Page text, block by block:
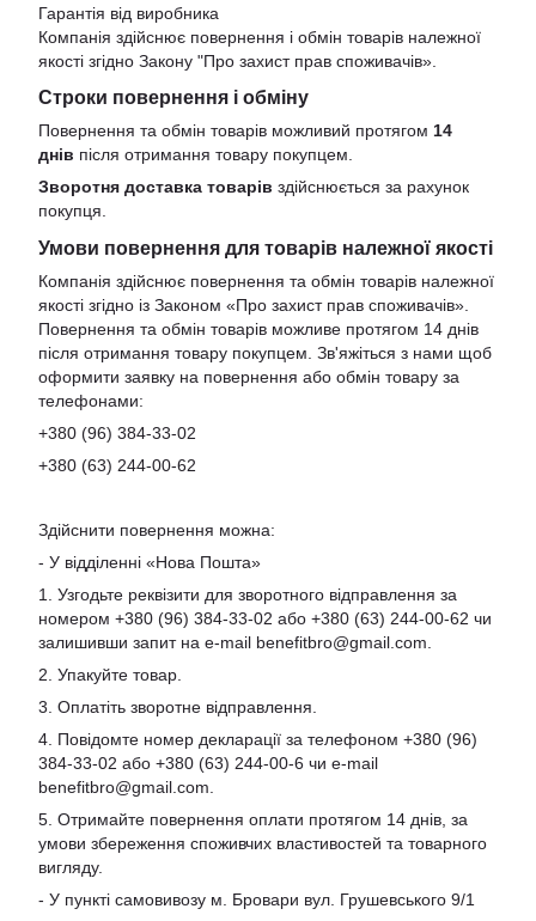
Гарантія від виробника
Компанія здійснює повернення і обмін товарів належної
якості згідно Закону "Про захист прав споживачів»
Строки повернення і обміну
Повернення та обмін товарів можливий протягом 14
днів після отримання товару покупцем.
Зворотня доставка товарів здійснюється за рахунок
покупця.
Умови повернення для товарів належної якості
Компанія здійснює повернення та обмін товарів належної
якості згідно із Законом «Про захист прав споживачів».
Повернення та обмін товарів можливе протягом 14 днів
після отримання товару покупцем. Зв'яжіться з нами щоб
оформити заявку на повернення або обмін товару за
телефонами:
+380 (96) 384-33-02
+380 (63) 244-00-62
Здійснити повернення можна:
- У відділенні «Нова Пошта»
1. Узгодьте реквізити для зворотного відправлення за
номером +380 (96) 384-33-02 або +380 (63) 244-00-62 чи
залишивши запит на e-mail benefitbro@gmail.com
2. Упакуйте товар.
3. Оплатіть зворотне відправлення.
4. Повідомте номер декларації за телефоном +380 (96)
384-33-02 або +380 (63) 244-00-6 чи e-mail
benefitbro@gmail.com
5. Отримайте повернення оплати протягом 14 днів, за
умови збереження споживчих властивостей та товарного
вигляду.
- У пункті самовивозу м. Бровари вул. Грушевського 9/1